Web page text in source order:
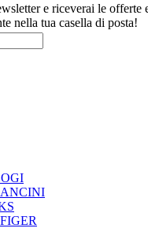
e riceverai le offerte
nella tua casella di posta!